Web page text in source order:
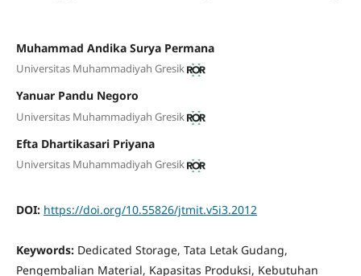
Muhammad Andika Surya Permana
Universitas Muhammadiyah Gresik
Yanuar Pandu Negoro
Universitas Muhammadiyah Gresik
Efta Dhartikasari Priyana
Universitas Muhammadiyah Gresik
DOI: https://doi.org/10.55826/jtmit.v5i3.2012
Keywords: Dedicated Storage, Tata Letak Gudang,
Pengembalian Material, Kapasitas Produksi, Kebutuhan